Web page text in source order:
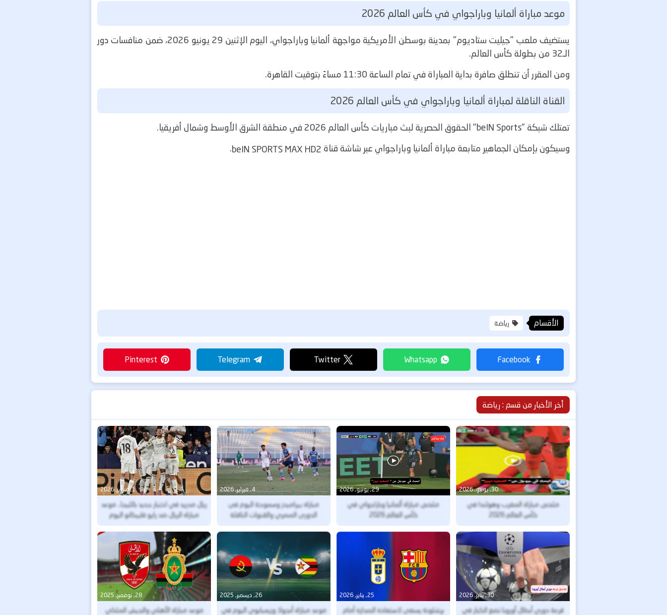
موعد مباراة ألمانيا وباراجواي في كأس العالم 2026
يستضيف ملعب "جيليت ستاديوم" بمدينة بوسطن الأمريكية مواجهة ألمانيا وباراجواي، اليوم الإثنين 29 يونيو 2026، ضمن منافسات دور
الـ32 من بطولة كأس العالم.
ومن المقرر أن تنطلق صافرة بداية المباراة في تمام الساعة 11:30 مساءً بتوقيت القاهرة.
القناة الناقلة لمباراة ألمانيا وباراجواي في كأس العالم 2026
تمتلك شبكة "beIN Sports" الحقوق الحصرية لبث مباريات كأس العالم 2026 في منطقة الشرق الأوسط وشمال أفريقيا.
وسيكون بإمكان الجماهير متابعة مباراة ألمانيا وباراجواي عبر شاشة قناة beIN SPORTS MAX HD2
.
الأقسام رياضة
أخر الأخبار من قسم : رياضة
30, يونيو, 2026
ملخص مباراة المغرب وهولندا في
كأس العالم 2026
29, يونيو, 2026
ملخص مباراة ألمانيا وباراجواي في
كأس العالم 2026
4, فبراير, 2026
مباراة بيراميدز وسموحة اليوم فى
الدورى المصري والقنوات الناقلة
1, فبراير, 2026
ريال مدريد في اختبار جديد بالليجا.. موعد
مباراة الريال ضد رايو فاييكانو اليوم
والقنوات الناقلة
30, يناير, 2026
قرعة دوري أبطال أوروبا تضع الكبار في
25, يناير, 2026
برشلونة يسعى لاستعادة الصدارة أمام
26, ديسمبر, 2025
موعد مباراة أنجولا وزيمبابوي اليوم في
28, نوفمبر, 2025
موعد مباراة الأهلي والجيش الملكي